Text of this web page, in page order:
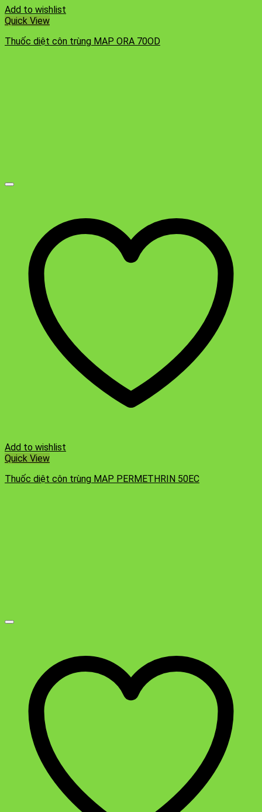
Add to wishlist
Quick View
Thuốc diệt côn trùng MAP ORA 70OD
Add to wishlist
Quick View
Thuốc diệt côn trùng MAP PERMETHRIN 50EC